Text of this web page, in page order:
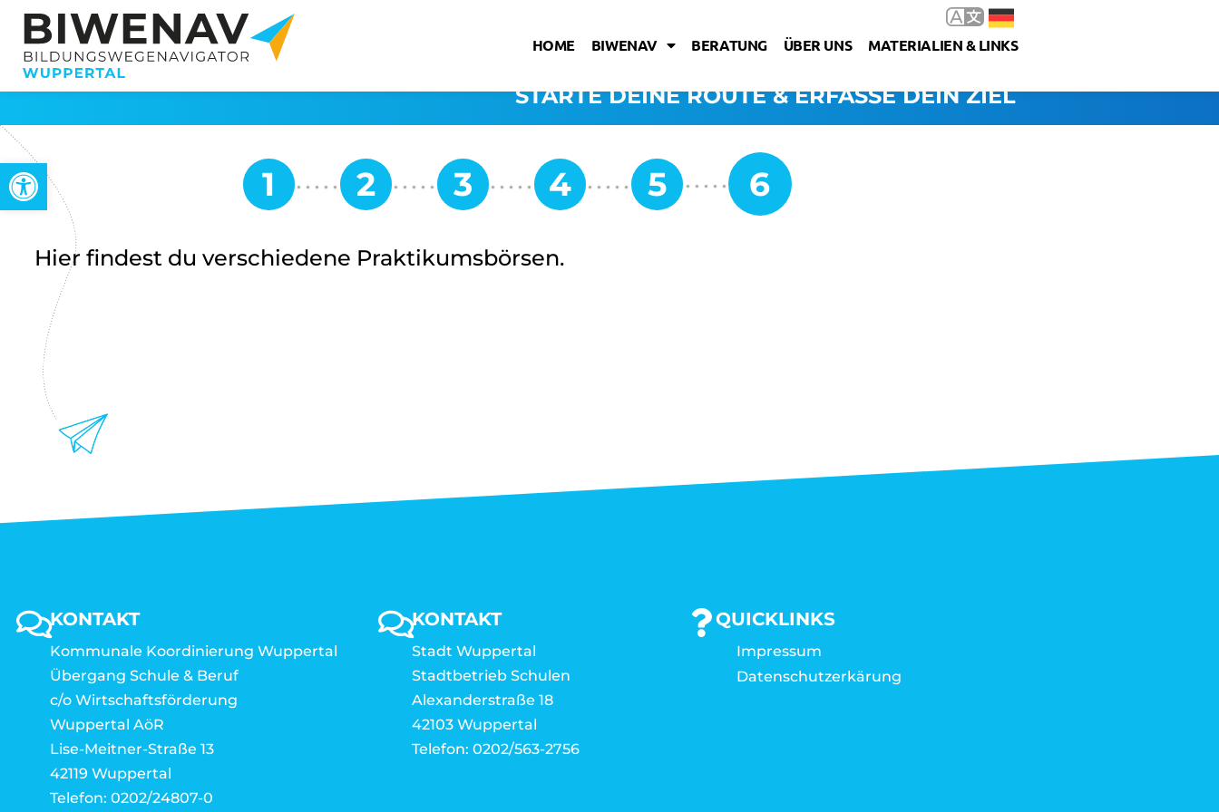
Werkzeugleiste öffnen
HOME BIWENAV BERATUNG ÜBER UNS MATERIALIEN & LINKS
STARTE DEINE ROUTE & ERFASSE DEIN ZIEL
Hier findest du verschiedene Praktikumsbörsen.
KONTAKT
Kommunale Koordinierung Wuppertal
Übergang Schule & Beruf
c/o Wirtschaftsförderung
Wuppertal AöR
Lise-Meitner-Straße 13
42119 Wuppertal
Telefon: 0202/24807-0
KONTAKT
Stadt Wuppertal
Stadtbetrieb Schulen
Alexanderstraße 18
42103 Wuppertal
Telefon: 0202/563-2756
QUICKLINKS
Impressum
Datenschutzerkärung